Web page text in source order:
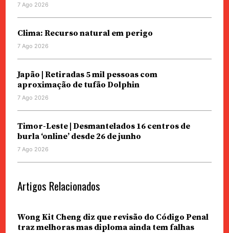
7 Ago 2026
Clima: Recurso natural em perigo
7 Ago 2026
Japão | Retiradas 5 mil pessoas com
aproximação de tufão Dolphin
7 Ago 2026
Timor-Leste | Desmantelados 16 centros de
burla ‘online’ desde 26 de junho
7 Ago 2026
Artigos Relacionados
Wong Kit Cheng diz que revisão do Código Penal
traz melhoras mas diploma ainda tem falhas